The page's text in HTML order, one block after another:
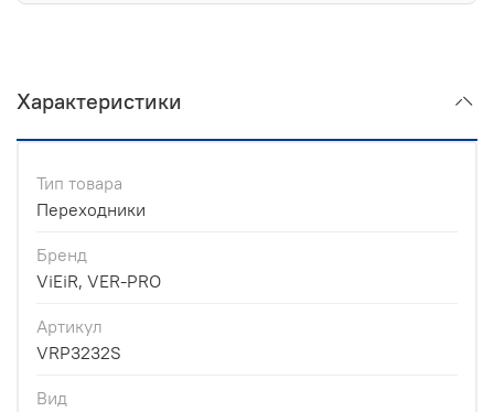
Характеристики
Тип товара
Переходники
Бренд
ViEiR, VER-PRO
Артикул
VRP3232S
Вид